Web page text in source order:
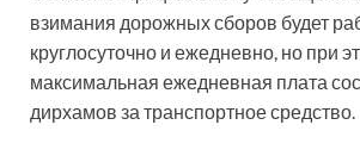
взимания дорожных сборов будет
круглосуточно и ежедневно, но при
максимальная ежедневная плата
дирхамов за транспортное средство.